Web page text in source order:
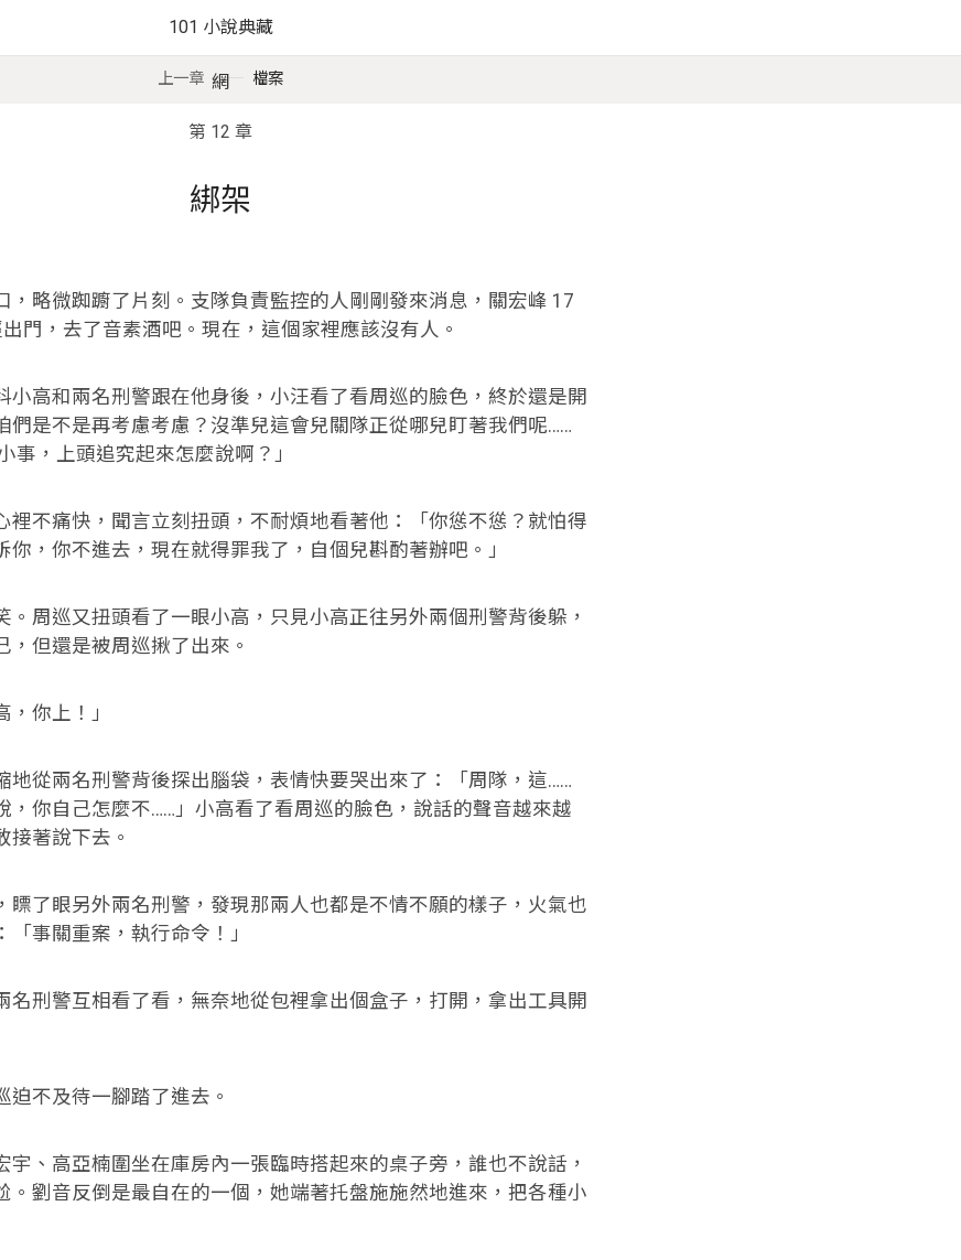
101 小說典藏
網
上一章 檔案
第 12 章
綁架
略微踟躕了片刻。支隊負責監控的人剛剛發來消息，關宏峰 17
門，去了音素酒吧。現在，這個家裡應該沒有人。
高和兩名刑警跟在他身後，小汪看了看周巡的臉色，終於還是開
們是不是再考慮考慮？沒準兒這會兒關隊正從哪兒盯著我們呢……
事，上頭追究起來怎麼說啊？」
不痛快，聞言立刻扭頭，不耐煩地看著他：「你慫不慫？就怕得
你，你不進去，現在就得罪我了，自個兒斟酌著辦吧。」
周巡又扭頭看了一眼小高，只見小高正往另外兩個刑警背後躲，
，但還是被周巡揪了出來。
你上！」
從兩名刑警背後探出腦袋，表情快要哭出來了：「周隊，這……
，你自己怎麼不……」小高看了看周巡的臉色，說話的聲音越來越
接著說下去。
了眼另外兩名刑警，發現那兩人也都是不情不願的樣子，火氣也
「事關重案，執行命令！」
刑警互相看了看，無奈地從包裡拿出個盒子，打開，拿出工具開
不及待一腳踏了進去。
、高亞楠圍坐在庫房內一張臨時搭起來的桌子旁，誰也不說話，
。劉音反倒是最自在的一個，她端著托盤施施然地進來，把各種小